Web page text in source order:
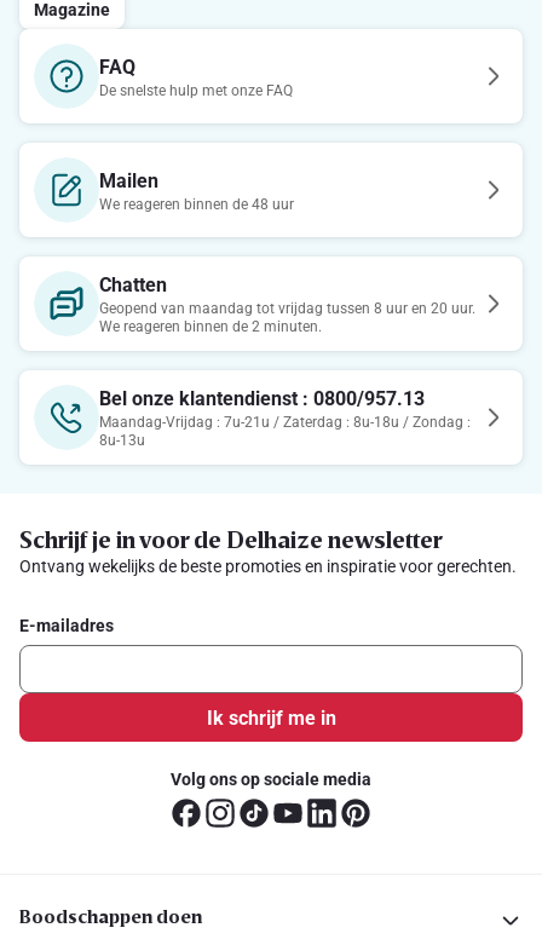
Magazine
FAQ
De snelste hulp met onze FAQ
Mailen
We reageren binnen de 48 uur
Chatten
Geopend van maandag tot vrijdag tussen 8 uur en 20 uur.
We reageren binnen de 2 minuten.
Bel onze klantendienst : 0800/957.13
Maandag-Vrijdag : 7u-21u / Zaterdag : 8u-18u / Zondag :
8u-13u
Schrijf je in voor de Delhaize newsletter
Ontvang wekelijks de beste promoties en inspiratie voor gerechten.
E-mailadres
Ik schrijf me in
Volg ons op sociale media
Boodschappen doen